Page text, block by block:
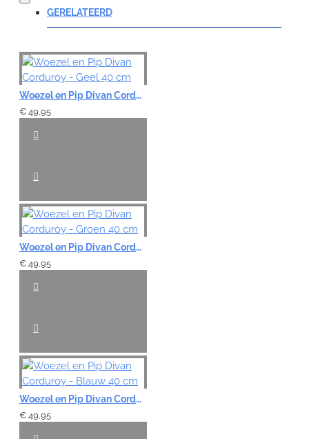
Note:HTML-code wordt niet vertaald!
Waardering:
GERELATEERD
Woezel en Pip Divan Corduroy - Geel 40 cm
€ 49,95
Woezel en Pip Divan Corduroy - Groen 40 cm
€ 49,95
Woezel en Pip Divan Corduroy - Blauw 40 cm
€ 49,95